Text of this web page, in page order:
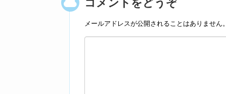
コメントをどうぞ
メールアドレスが公開されることはありません。